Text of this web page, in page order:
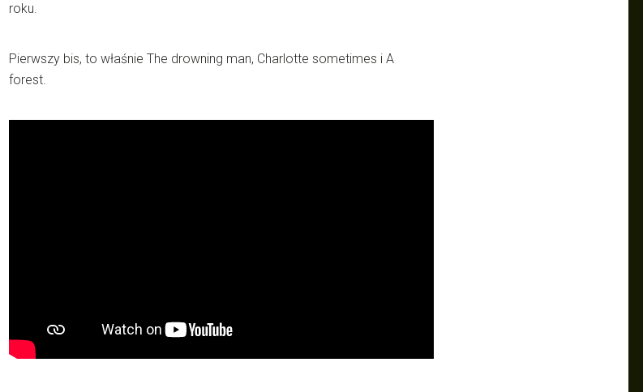
roku.
Pierwszy bis, to właśnie The drowning man, Charlotte sometimes i A
forest.